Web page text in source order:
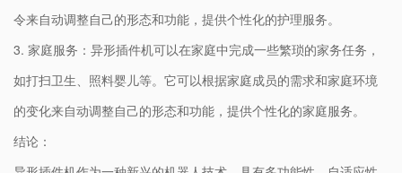
令来自动调整自己的形态和功能，提供个性化的护理服务。
3. 家庭服务：异形插件机可以在家庭中完成一些繁琐的家务任务，
如打扫卫生、照料婴儿等。它可以根据家庭成员的需求和家庭环境
的变化来自动调整自己的形态和功能，提供个性化的家庭服务。
结论：